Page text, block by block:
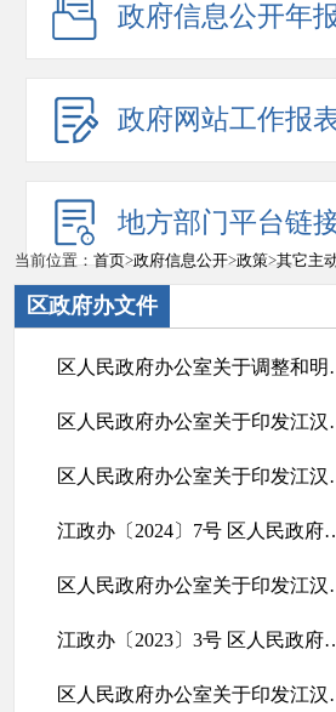
政府信息公开年
政府网站工作报
地方部门平台链
当前位置：首页>政府信息公开>政策>其它主
区政府办文件
区人民政府
区人民政府办
区人民政府办
江政办〔2024〕7号 区人民政府
区人民政府办
江政办〔2023〕3号 区人民政府
区人民政府办